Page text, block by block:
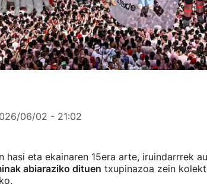
06/02 - 21:02
hasi eta ekainaren 15era arte, iruindarrrek
abiaraziko dituen txupinazoa zein